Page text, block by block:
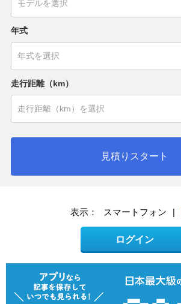
年式
走行距離（km）
見積りスタート
表示： スマートフォン |
ログイン